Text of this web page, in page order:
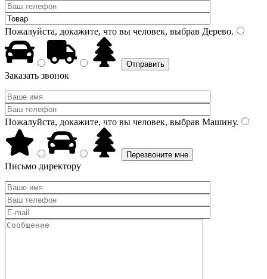
Пожалуйста, докажите, что вы человек, выбрав Дерево.
Заказать звонок
Пожалуйста, докажите, что вы человек, выбрав Машину.
Письмо директору